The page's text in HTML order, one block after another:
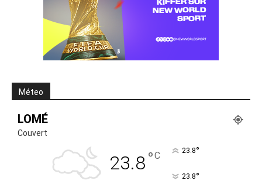
Méteo
LOMÉ
Couvert
23.8°C 23.8°
23.8°